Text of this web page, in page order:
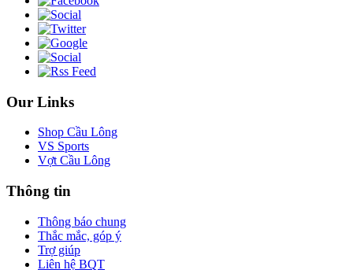
Our Links
Shop Cầu Lông
VS Sports
Vợt Cầu Lông
Thông tin
Thông báo chung
Thắc mắc, góp ý
Trợ giúp
Liên hệ BQT